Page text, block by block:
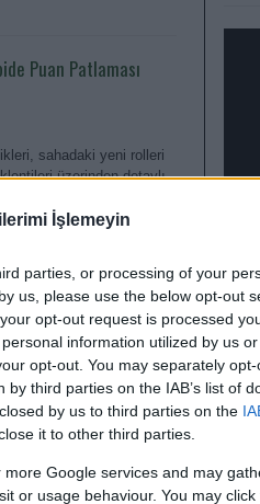
İşlemeyin
parties, or processing of your
us, please use the below opt-out
opt-out request is processed
information utilized by us
opt-out. You may separately
third parties on the IAB’s list of
by us to third parties on the
it to other third parties.
Google services and may
or usage behaviour. You may
Puan Patlaması
sahadaki yeni rolleri
üzerinden detaylı
Devam oku »
Sezon Puanı Zirveye
kaderi belirleyecek
yarışının tansiyonunu